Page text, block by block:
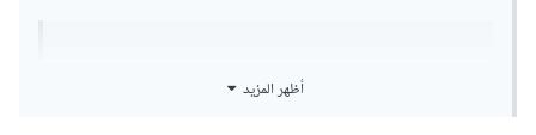
return snapshot.hasData ? _build(context,
أظهر المزيد